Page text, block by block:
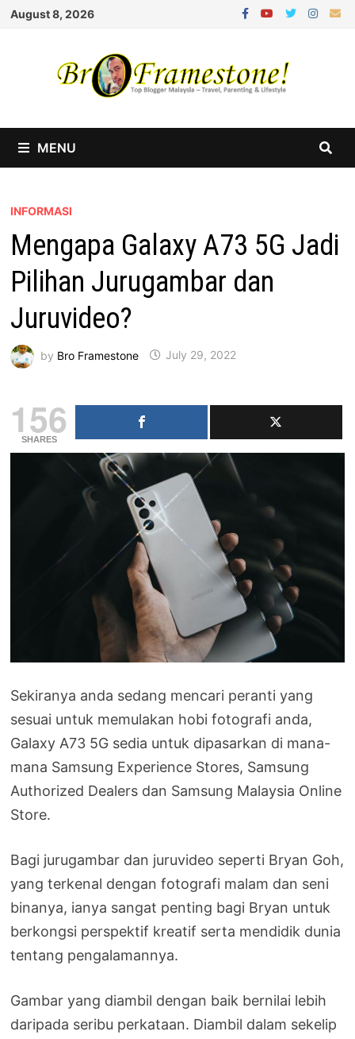
Skip
August 8, 2026
MENU
INFORMASI
Mengapa Galaxy A73 5G Jadi
Pilihan Jurugambar dan
Juruvideo?
by Bro Framestone July 29, 2022
156
SHARES
Sekiranya anda sedang mencari peranti yang
sesuai untuk memulakan hobi fotografi anda,
Galaxy A73 5G sedia untuk dipasarkan di mana-
mana Samsung Experience Stores, Samsung
Authorized Dealers dan Samsung Malaysia Online
Store.
Bagi jurugambar dan juruvideo seperti Bryan Goh,
yang terkenal dengan fotografi malam dan seni
binanya, ianya sangat penting bagi Bryan untuk
berkongsi perspektif kreatif serta mendidik dunia
tentang pengalamannya.
Gambar yang diambil dengan baik bernilai lebih
daripada seribu perkataan. Diambil dalam sekelip